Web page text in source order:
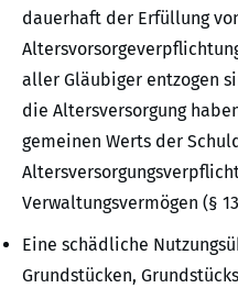
dauerhaft der Erfüllung
aller Gläubiger entzogen
die Altersversorgung
gemeinen Werts der
Verwaltungsvermögen (§
Eine schädliche
Grundstücken,